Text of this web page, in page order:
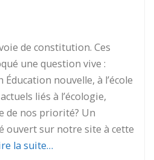
de constitution. Ces
une question vive :
nouvelle, à l’école
liés à l’écologie,
de nos priorité? Un
ouvert sur notre site à cette
la suite…